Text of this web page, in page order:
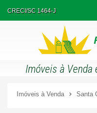
CRECI/SC 1464-J
Imóveis à Venda
Imóveis à Venda Santa